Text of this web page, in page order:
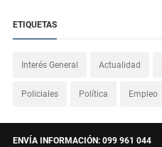
ETIQUETAS
Interés General Actualidad
Policiales Política Empleo
ENVÍA INFORMACIÓN: 099 961 044